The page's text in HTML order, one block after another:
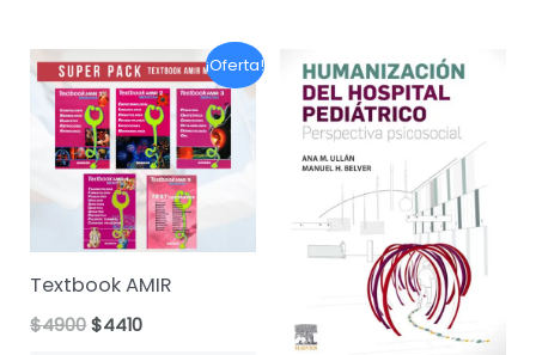
¡Oferta!
Textbook AMIR
$4900El
$4410El